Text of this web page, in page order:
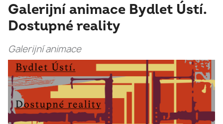
Galerijní animace Bydlet Ústí.
Dostupné reality
Galerijní animace